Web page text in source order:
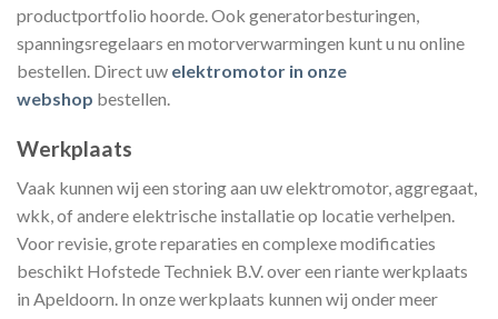
productportfolio hoorde. Ook generatorbesturingen,
spanningsregelaars en motorverwarmingen kunt u nu online
bestellen. Direct uw elektromotor in onze
webshop bestellen.
Werkplaats
Vaak kunnen wij een storing aan uw elektromotor, aggregaat,
wkk, of andere elektrische installatie op locatie verhelpen.
Voor revisie, grote reparaties en complexe modificaties
beschikt Hofstede Techniek B.V. over een riante werkplaats
in Apeldoorn. In onze werkplaats kunnen wij onder meer